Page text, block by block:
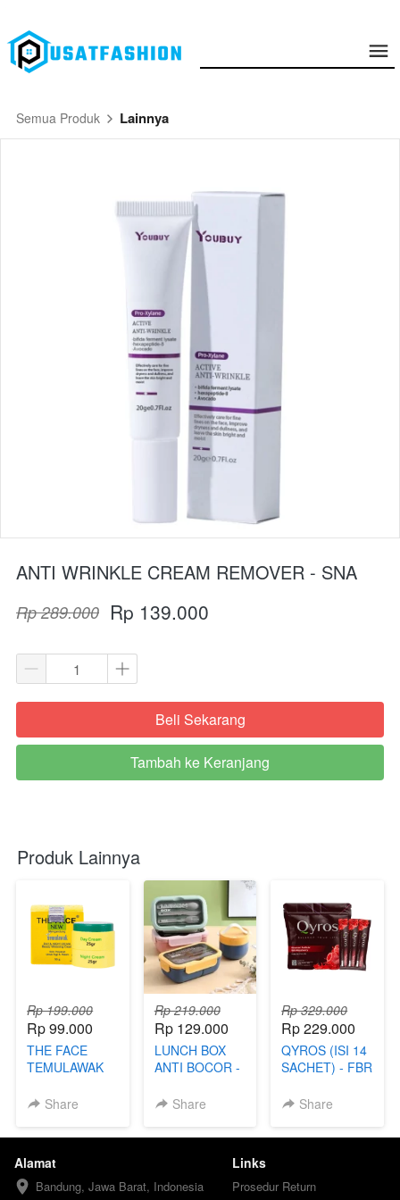
Semua Produk Lainnya
ANTI WRINKLE CREAM REMOVER - SNA
Rp 289.000 Rp 139.000
`Beli Sekarang
`
Tambah ke Keranjang
Produk Lainnya
Rp 199.000
Rp 99.000
THE FACE
TEMULAWAK
Share
Rp 219.000
Rp 129.000
LUNCH BOX
ANTI BOCOR -
Share
Rp 329.000
Rp 229.000
QYROS (ISI 14
SACHET) - FBR
Share
Alamat
Bandung, Jawa Barat, Indonesia
Links
Prosedur Return